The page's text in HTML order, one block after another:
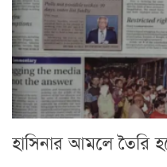
হাসিনার আমলে তৈরি